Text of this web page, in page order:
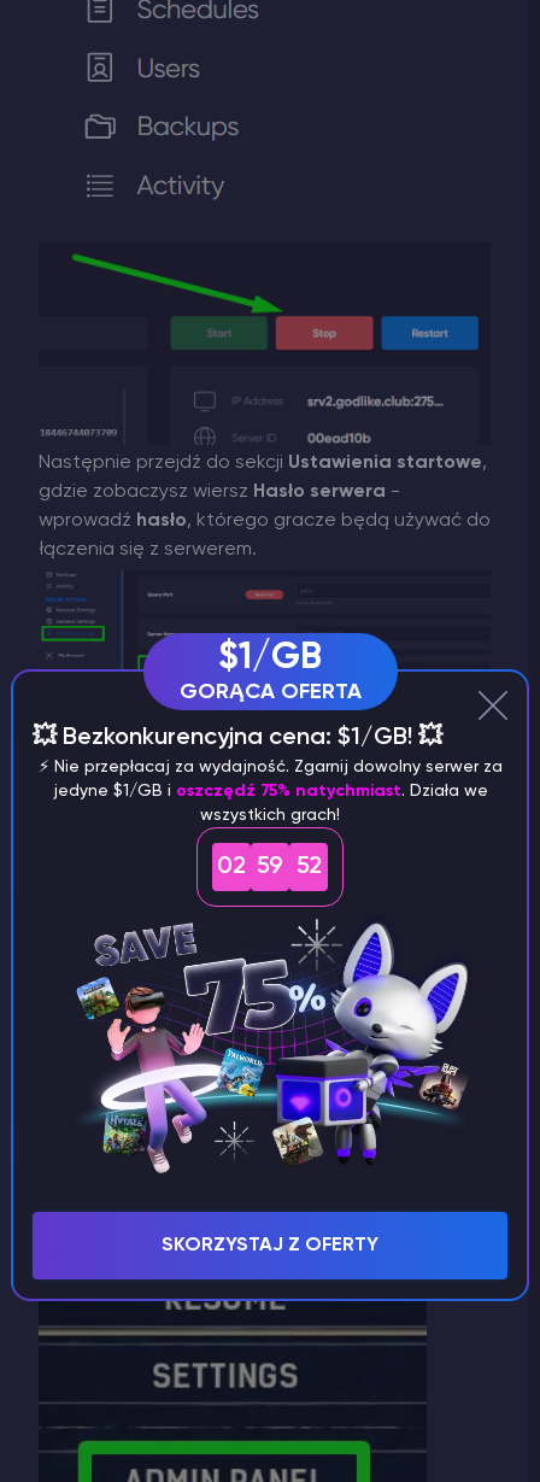
Następnie przejdź do sekcji Ustawienia startowe,
gdzie zobaczysz wiersz Hasło serwera -
wprowadź hasło, którego gracze będą używać do
łączenia się z serwerem.
Nie używaj hasła, którego używasz do
innych celów. Lepiej jest utworzyć nowe
hasło dla serwera.
Biała lista graczy
Dodatkowo możesz dodaćgraczy do Białej listy
(lista graczy, którzy mogą dołączyć do serwera
serwerze ikorzystać z panelu administratora.
$1/GB
GORĄCA OFERTA
💥 Bezkonkurencyjna cena: $1/GB! 💥
⚡️ Nie przepłacaj za wydajność. Zgarnij dowolny serwer za
jedyne $1/GB i oszczędź 75% natychmiast. Działa we
wszystkich grach!
02 59 52
SKORZYSTAJ Z OFERTY